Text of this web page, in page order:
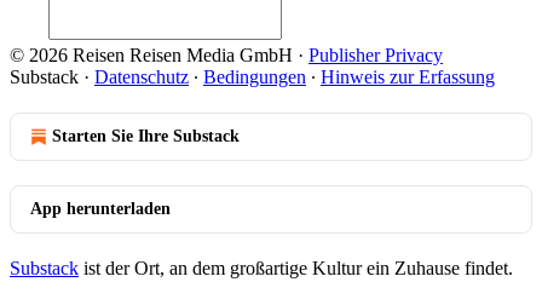
© 2026 Reisen Reisen Media GmbH · Publisher Privacy
Substack · Datenschutz ∙ Bedingungen ∙ Hinweis zur Erfassung
Starten Sie Ihre Substack
App herunterladen
Substack ist der Ort, an dem großartige Kultur ein Zuhause findet.